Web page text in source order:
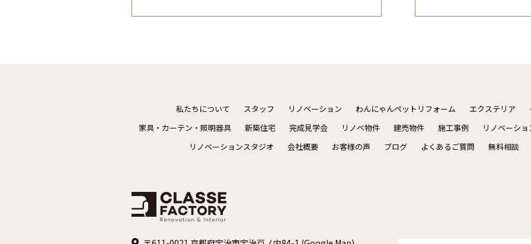
私たちについて スタッフ リノベーション わんにゃんペットリフォーム エクステリア
家具・カーテン・照明器具
新築住宅 完成見学会 リノベ物件 建売物件 施工事例 リノベーシ
リノベーションスタジオ
会社概要 お客様の声 ブログ よくあるご質問 無料相談